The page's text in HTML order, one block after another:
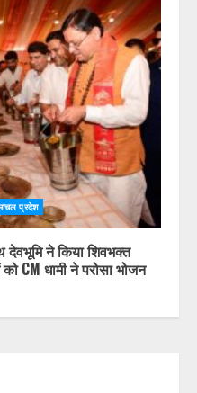
प्रदेश
देवभूमि ने किया शिवभक्त
CM धामी ने परोसा भोजन